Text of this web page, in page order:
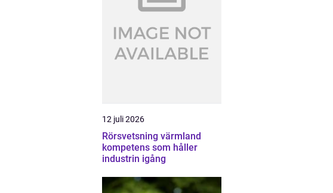
12 juli 2026
Rörsvetsning värmland
kompetens som håller
industrin igång